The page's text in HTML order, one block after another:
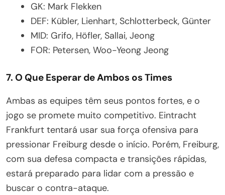
GK: Mark Flekken
DEF: Kübler, Lienhart, Schlotterbeck, Günter
MID: Grifo, Höfler, Sallai, Jeong
FOR: Petersen, Woo-Yeong Jeong
7. O Que Esperar de Ambos os Times
Ambas as equipes têm seus pontos fortes, e o
jogo se promete muito competitivo. Eintracht
Frankfurt tentará usar sua força ofensiva para
pressionar Freiburg desde o início. Porém, Freiburg,
com sua defesa compacta e transições rápidas,
estará preparado para lidar com a pressão e
buscar o contra-ataque.